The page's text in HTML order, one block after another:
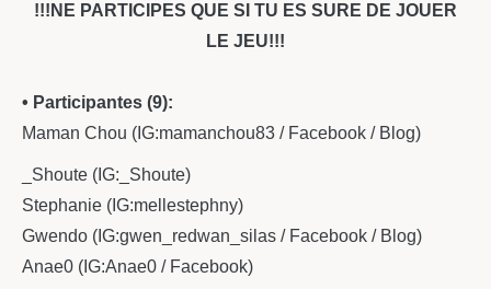
!!!NE PARTICIPES QUE SI TU ES SURE DE JOUER
LE JEU!!!
• Participantes (9):
Maman Chou (IG:mamanchou83 / Facebook / Blog)
_Shoute (IG:_Shoute)
Stephanie (IG:mellestephny)
Gwendo (IG:gwen_redwan_silas / Facebook / Blog)
Anae0 (IG:Anae0 / Facebook)